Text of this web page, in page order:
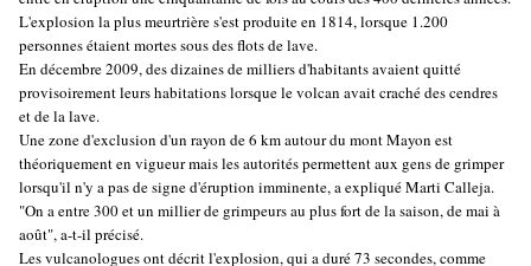
L'explosion la plus meurtrière s'est produite en 1814, lorsque 1.200
personnes étaient mortes sous des flots de lave.
En décembre 2009, des dizaines de milliers d'habitants avaient quitté
provisoirement leurs habitations lorsque le volcan avait craché des cendres
et de la lave.
Une zone d'exclusion d'un rayon de 6 km autour du mont Mayon est
théoriquement en vigueur mais les autorités permettent aux gens de grimper
lorsqu'il n'y a pas de signe d'éruption imminente, a expliqué Marti Calleja.
"On a entre 300 et un millier de grimpeurs au plus fort de la saison, de mai à
août", a-t-il précisé.
Les vulcanologues ont décrit l'explosion, qui a duré 73 secondes, comme